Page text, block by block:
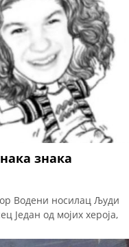
знака
Водени носилац Људи
Један од мојих хероја,
ритам другачијег